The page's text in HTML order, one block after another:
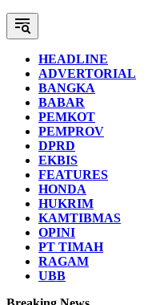
HEADLINE
ADVERTORIAL
BANGKA
BABAR
PEMKOT
PEMPROV
DPRD
EKBIS
FEATURES
HONDA
HUKRIM
KAMTIBMAS
OPINI
PT TIMAH
RAGAM
UBB